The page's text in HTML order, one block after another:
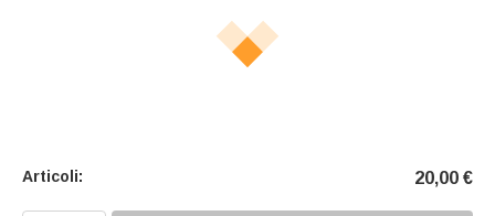
Articoli: 20,00 €